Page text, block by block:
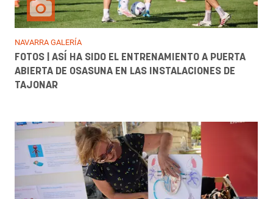
NAVARRA GALERÍA
FOTOS | ASÍ HA SIDO EL ENTRENAMIENTO A PUERTA
ABIERTA DE OSASUNA EN LAS INSTALACIONES DE
TAJONAR